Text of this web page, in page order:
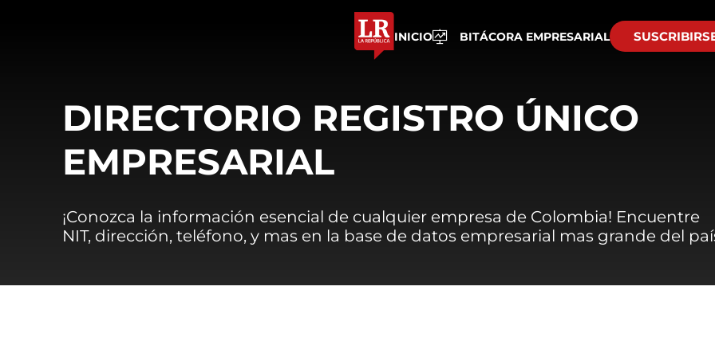
INICIO BITÁCORA EMPRESARIAL
DIRECTORIO REGISTRO ÚNICO
EMPRESARIAL
¡Conozca la información esencial de cualquier empresa de Colombia! Encuentre
NIT, dirección, teléfono, y mas en la base de datos empresarial mas grande del